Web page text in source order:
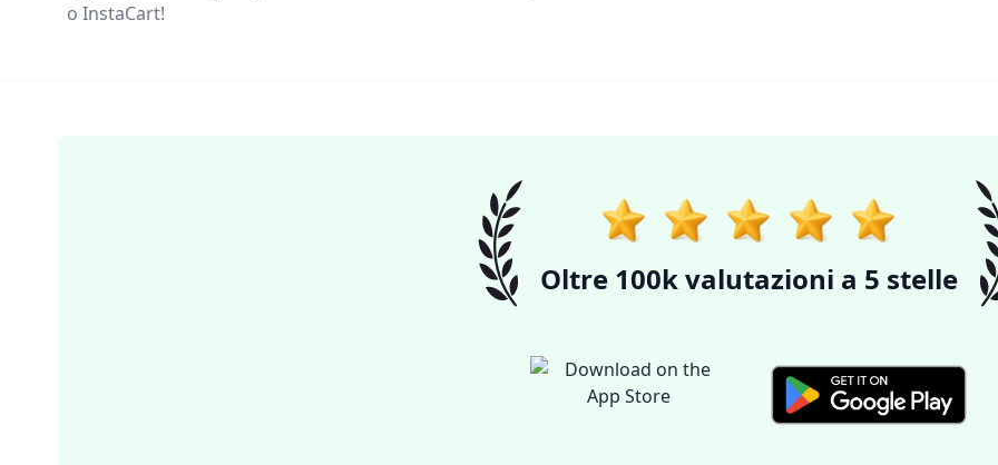
o InstaCart!
Oltre 100k valutazioni a 5 stelle